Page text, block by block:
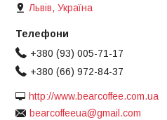
Львів, Україна
+380 (93) 005-71-17
+380 (66) 972-84-37
http://www.bearcoffee.com.ua
bearcoffeeua@gmail.com